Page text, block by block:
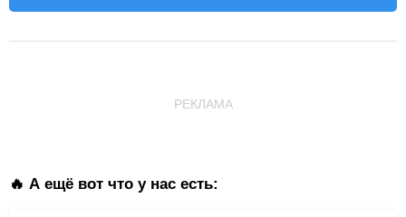
РЕКЛАМА
🔥 А ещё вот что у нас есть: